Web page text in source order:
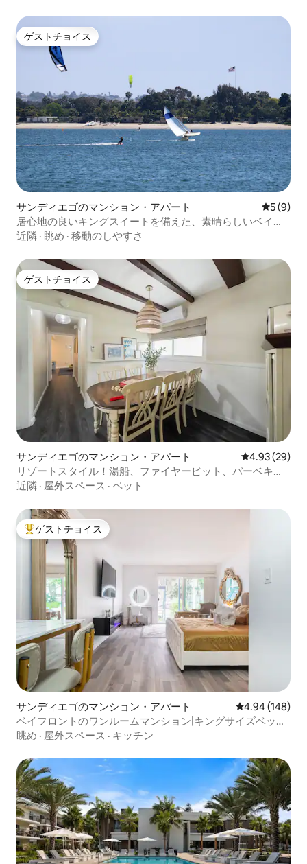
ゲストチョイス
ゲストチョイス
サンディエゴのマンション・アパート レビュー
5 (9)
居心地の良いキングスイートを備えた、素晴らしいベイビ
ューアパートメント
近隣 · 眺め · 移動のしやすさ
ゲストチョイス
ゲストチョイス
サンディエゴのマンション・アパート レビュー29
4.93 (29)
リゾートスタイル！湯船、ファイヤーピット、バーベキュ
ー、おもちゃ3/1.5ba
近隣 · 屋外スペース · ペット
大好評のゲストチョイスです。
ゲストチョイス
サンディエゴのマンション・アパート レビュー148
4.94 (148)
ベイフロントのワンルームマンション|キングサイズベッド|
海まで徒歩
眺め · 屋外スペース · キッチン